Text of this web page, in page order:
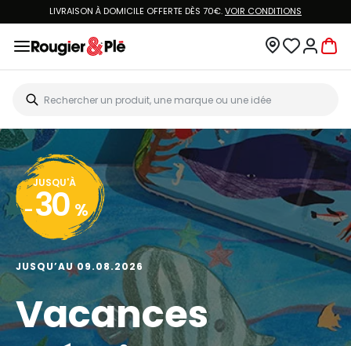
VOUS ÊTES CLIENT ROUGIER&PLÉ ? CRÉEZ UN NOUVEAU MOT DE PASSE ET ACCÉDEZ
ÀVOTRE COMPTE.
JUSQU'À
- 20 %
JUSQU’AU 13.08.2026
Big Art